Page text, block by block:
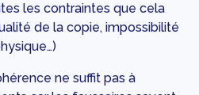
les contraintes que cela
de la copie, impossibilité
ne suffit pas à